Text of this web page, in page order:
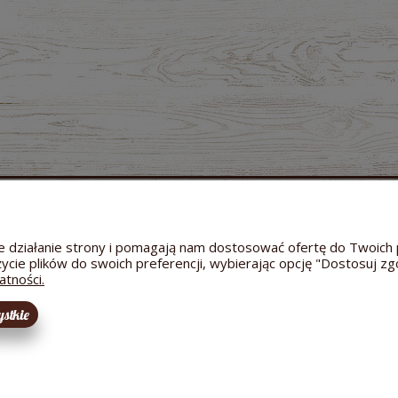
Przechowalnia
Reklamacja towaru
Bezpieczeństwo dostawy
działanie strony i pomagają nam dostosować ofertę do
plików do swoich preferencji, wybierając opcję "Dostosuj